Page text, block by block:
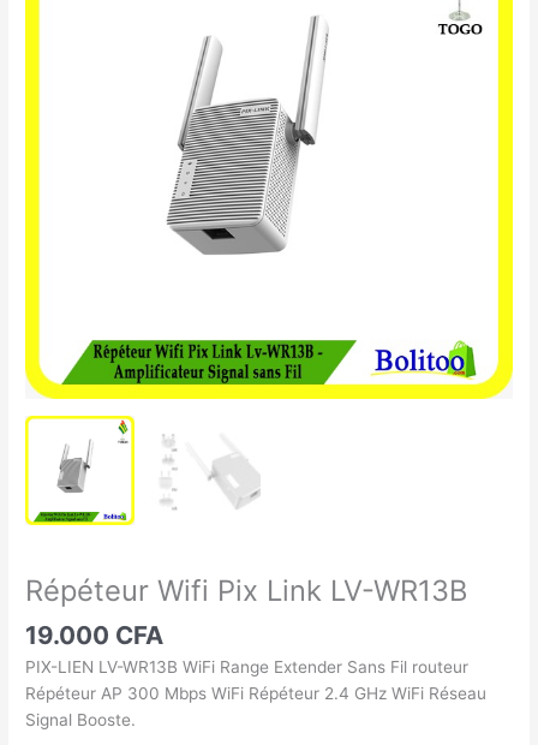
Répéteur Wifi Pix Link LV-WR13B
19.000 CFA
PIX-LIEN LV-WR13B WiFi Range Extender Sans Fil routeur
Répéteur AP 300 Mbps WiFi Répéteur 2.4 GHz WiFi Réseau
Signal Booste.